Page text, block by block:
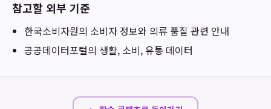
참고할 외부 기준
한국소비자원의 소비자 정보와 의류 품질 관련 안내
공공데이터포털의 생활, 소비, 유통 데이터